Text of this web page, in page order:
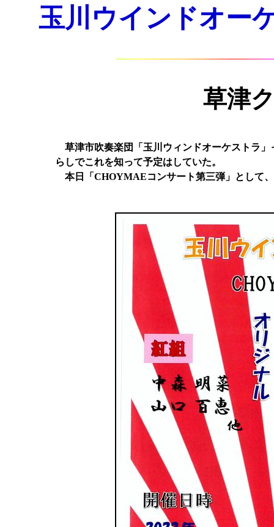
玉川ウインドオー
草津
草津市吹奏楽団「玉川ウィンドオーケストラ」
らしでこれを知って予定はしていた。
本日「CHOYMAEコンサート第三弾」として